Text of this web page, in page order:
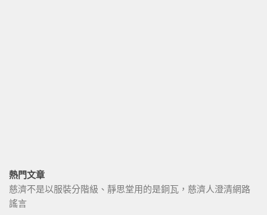
熱門文章
慈濟不是以服裝分階級、靜思堂用的是銅瓦，慈濟人澄清網路
謠言